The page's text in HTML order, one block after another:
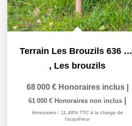
Terrain Les Brouzils 636 m2
, Les brouzils
68 000 € Honoraires inclus
61 000 € Honoraires non inclus
Honoraires : 11,48% TTC à la charge de
l'acquéreur